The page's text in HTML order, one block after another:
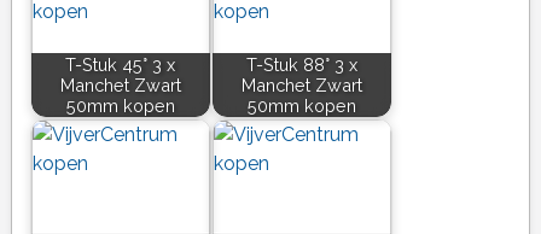
T-Stuk 45° 3 x
Manchet Zwart
50mm kopen
T-Stuk 88° 3 x
Manchet Zwart
50mm kopen